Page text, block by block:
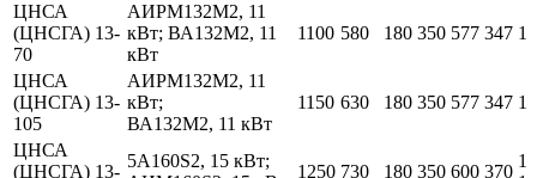
ЦНСА
(ЦНСГА) 13-
70
АИРМ132М2, 11
кВт; ВА132М2, 11
кВт
1100 580 180 350 577 347
ЦНСА
(ЦНСГА) 13-
105
АИРМ132М2, 11
кВт;
ВА132М2, 11 кВт
1150 630 180 350 577 347
ЦНСА
(ЦНСГА) 13-
5А160S2, 15 кВт;
1250 730 180 350 600 370